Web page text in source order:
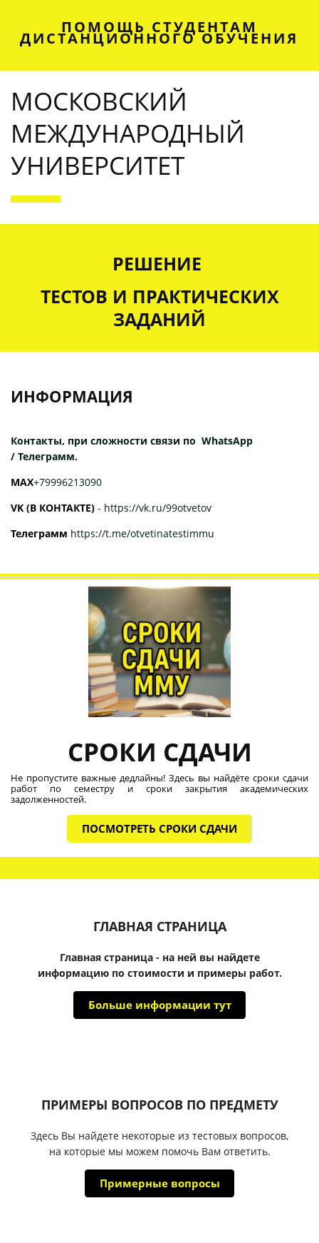
ПОМОЩЬ СТУДЕНТАМ
ДИСТАНЦИОННОГО ОБУЧЕНИЯ
МОСКОВСКИЙ
МЕЖДУНАРОДНЫЙ
УНИВЕРСИТЕТ
РЕШЕНИЕ
ТЕСТОВ И ПРАКТИЧЕСКИХ
ЗАДАНИЙ
ИНФОРМАЦИЯ
Контакты, при сложности связи по WhatsApp
/ Телеграмм.
МАХ+79996213090
VK (В КОНТАКТЕ) - https://vk.ru/99otvetov
Телеграмм https://t.me/otvetinatestimmu
СРОКИ СДАЧИ
Не пропустите важные дедлайны! Здесь вы найдёте сроки сдачи
работ по семестру и сроки закрытия академических
задолженностей.
ПОСМОТРЕТЬ СРОКИ СДАЧИ
ГЛАВНАЯ СТРАНИЦА
Главная страница - на ней вы найдете
информацию по стоимости и примеры работ.
Больше информации тут
ПРИМЕРЫ ВОПРОСОВ ПО ПРЕДМЕТУ
Здесь Вы найдете некоторые из тестовых вопросов,
на которые мы можем помочь Вам ответить.
Примерные вопросы